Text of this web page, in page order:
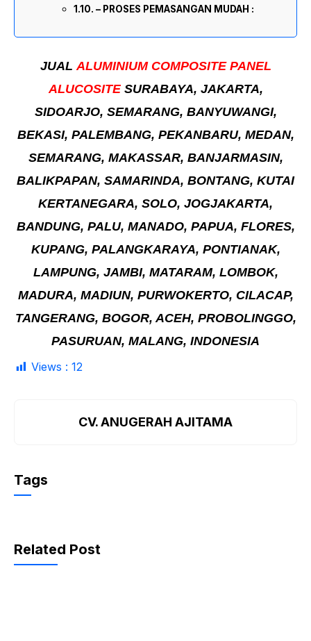
– PROSES PEMASANGAN MUDAH :
JUALALUMINIUM COMPOSITE PANEL
ALUCOSITE SURABAYA, JAKARTA,
SIDOARJO, SEMARANG, BANYUWANGI,
BEKASI, PALEMBANG, PEKANBARU, MEDAN,
SEMARANG, MAKASSAR, BANJARMASIN,
BALIKPAPAN, SAMARINDA, BONTANG, KUTAI
KERTANEGARA, SOLO, JOGJAKARTA,
BANDUNG, PALU, MANADO, PAPUA, FLORES,
KUPANG, PALANGKARAYA, PONTIANAK,
LAMPUNG, JAMBI, MATARAM, LOMBOK,
MADURA, MADIUN, PURWOKERTO, CILACAP,
TANGERANG, BOGOR, ACEH, PROBOLINGGO,
PASURUAN, MALANG, INDONESIA
Views : 12
CV. ANUGERAH AJITAMA
Tags
Related Post